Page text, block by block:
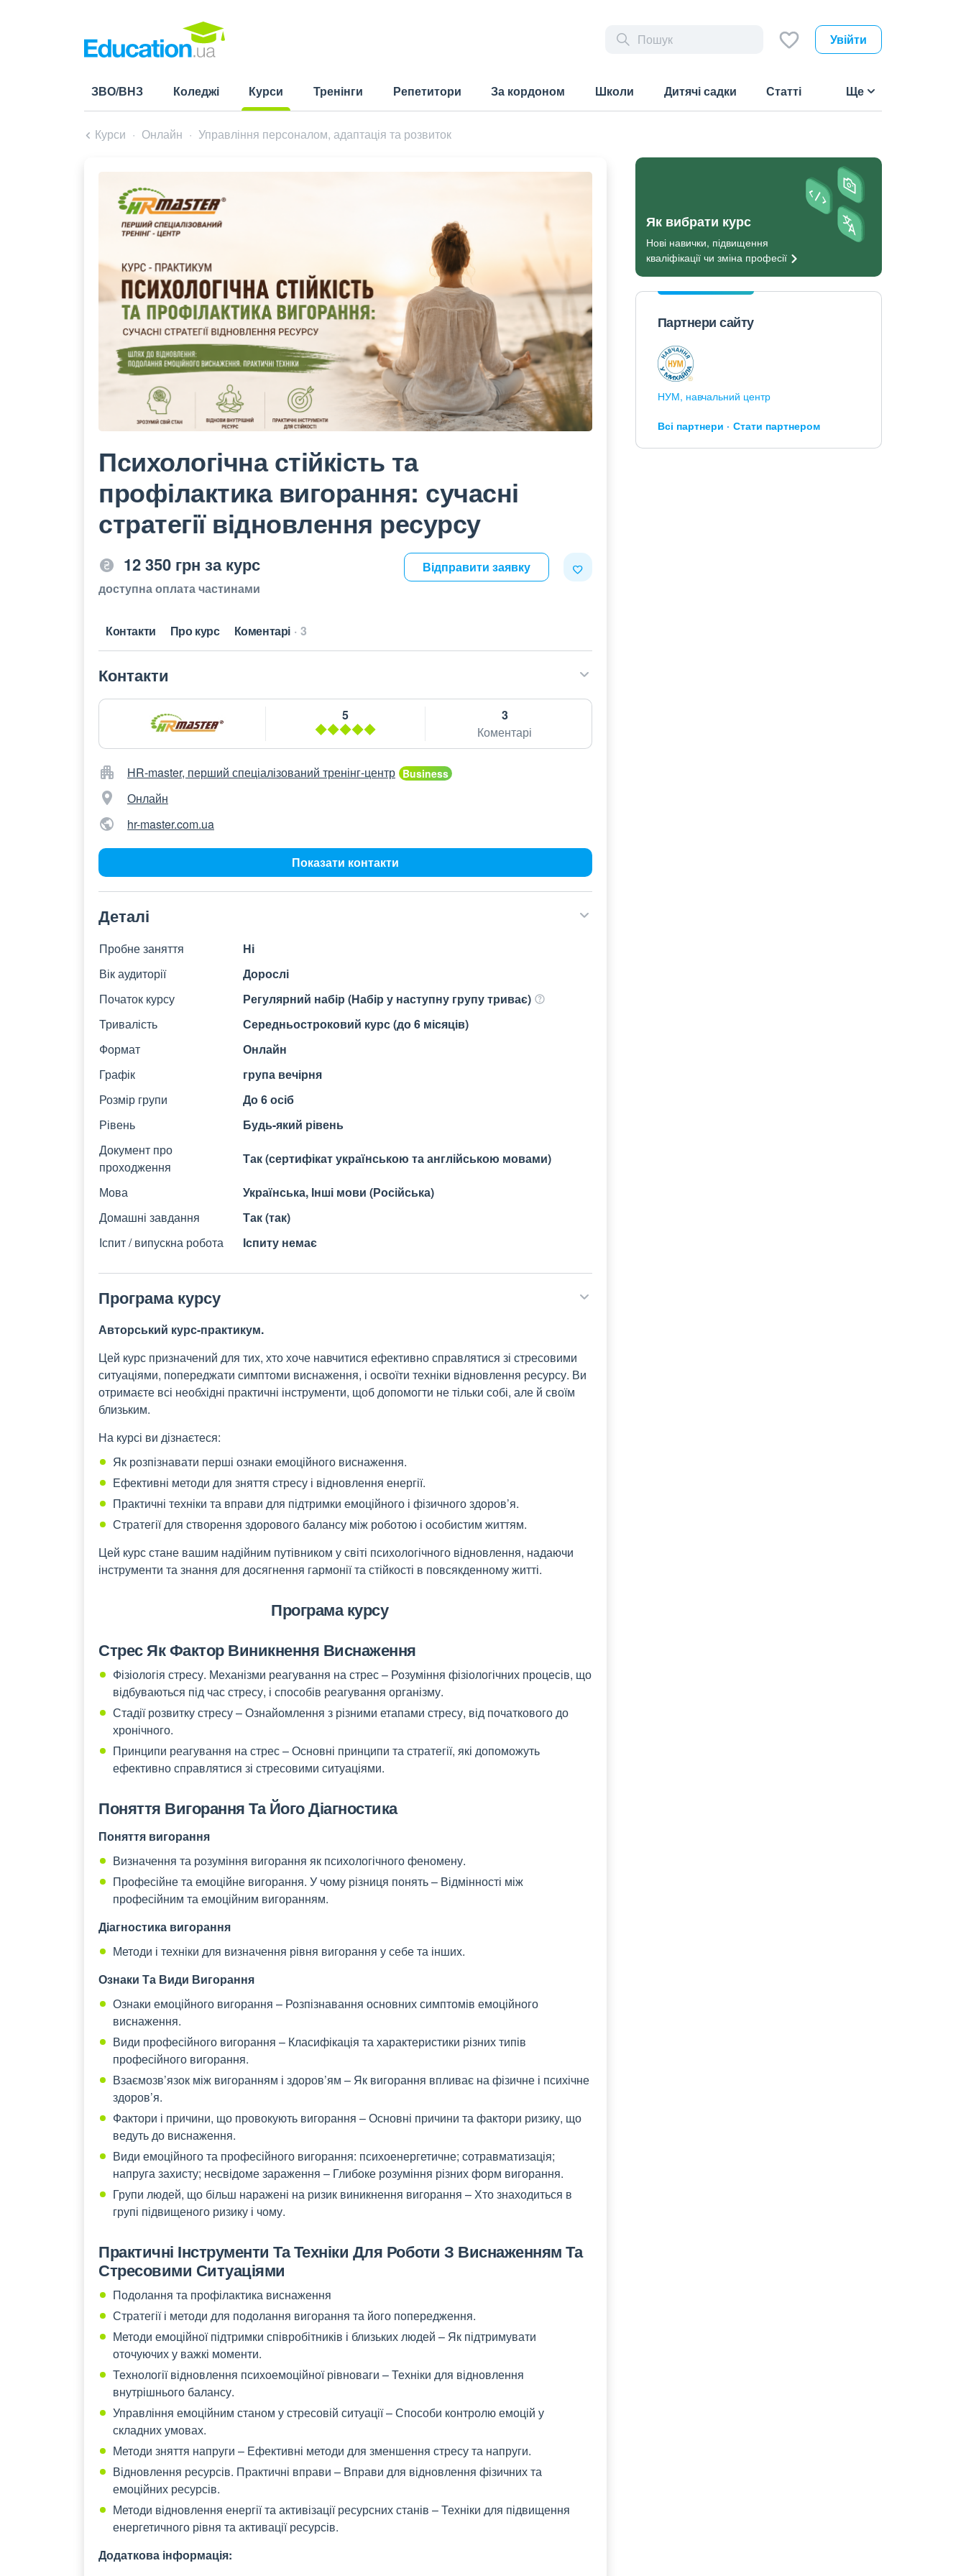
Увійти
ЗВО/ВНЗ Коледжі
Курси
Тренінги Репетитори За кордоном Школи Дитячі садки Статті Ще
Курси Онлайн Управління персоналом, адаптація та розвиток
Психологічна стійкість та
профілактика вигорання: сучасні
стратегії відновлення ресурсу
12 350 грн за курс
доступна оплата частинами
Відправити заявку
Контакти Про курс Коментарі 3
Контакти
5
3
Коментарі
HR-master, перший спеціалізований тренінг-центр
Онлайн
hr-master.com.ua
Показати контакти
Деталі
Пробне заняття
Ні
Вік аудиторії
Дорослі
Початок курсу
Регулярний набір (Набір у наступну групу триває)
Тривалість
Середньостроковий курс (до 6 місяців)
Формат
Онлайн
Графік
група вечірня
Розмір групи
До 6 осіб
Рівень
Будь-який рівень
Документ про
проходження
Так (сертифікат українською та англійською мовами)
Мова
Українська, Інші мови (Російська)
Домашні завдання
Так (так)
Іспит / випускна робота
Іспиту немає
Програма курсу
Авторський курс-практикум.
Цей курс призначений для тих, хто хоче навчитися ефективно справлятися зі стресовими
ситуаціями, попереджати симптоми виснаження, і освоїти техніки відновлення ресурсу. Ви
отримаєте всі необхідні практичні інструменти, щоб допомогти не тільки собі, але й своїм
близьким.
На курсі ви дізнаєтеся:
Як розпізнавати перші ознаки емоційного виснаження.
Ефективні методи для зняття стресу і відновлення енергії.
Практичні техніки та вправи для підтримки емоційного і фізичного здоров’я.
Стратегії для створення здорового балансу між роботою і особистим життям.
Цей курс стане вашим надійним путівником у світі психологічного відновлення, надаючи
інструменти та знання для досягнення гармонії та стійкості в повсякденному житті.
Програма курсу
Стрес Як Фактор Виникнення Виснаження
Фізіологія стресу. Механізми реагування на стрес – Розуміння фізіологічних процесів, що
відбуваються під час стресу, і способів реагування організму.
Стадії розвитку стресу – Ознайомлення з різними етапами стресу, від початкового до
хронічного.
Принципи реагування на стрес – Основні принципи та стратегії, які допоможуть
ефективно справлятися зі стресовими ситуаціями.
Поняття Вигорання Та Його Діагностика
Поняття вигорання
Визначення та розуміння вигорання як психологічного феномену.
Професійне та емоційне вигорання. У чому різниця понять – Відмінності між
професійним та емоційним вигоранням.
Діагностика вигорання
Методи і техніки для визначення рівня вигорання у себе та інших.
Ознаки Та Види Вигорання
Ознаки емоційного вигорання – Розпізнавання основних симптомів емоційного
виснаження.
Види професійного вигорання – Класифікація та характеристики різних типів
професійного вигорання.
Взаємозв’язок між вигоранням і здоров’ям – Як вигорання впливає на фізичне і психічне
здоров’я.
Фактори і причини, що провокують вигорання – Основні причини та фактори ризику, що
ведуть до виснаження.
Види емоційного та професійного вигорання: психоенергетичне; сотравматизація;
напруга захисту; несвідоме зараження – Глибоке розуміння різних форм вигорання.
Групи людей, що більш наражені на ризик виникнення вигорання – Хто знаходиться в
групі підвищеного ризику і чому.
Практичні Інструменти Та Техніки Для Роботи З Виснаженням Та
Стресовими Ситуаціями
Подолання та профілактика виснаження
Стратегії і методи для подолання вигорання та його попередження.
Методи емоційної підтримки співробітників і близьких людей – Як підтримувати
оточуючих у важкі моменти.
Технології відновлення психоемоційної рівноваги – Техніки для відновлення
внутрішнього балансу.
Управління емоційним станом у стресовій ситуації – Способи контролю емоцій у
складних умовах.
Методи зняття напруги – Ефективні методи для зменшення стресу та напруги.
Відновлення ресурсів. Практичні вправи – Вправи для відновлення фізичних та
емоційних ресурсів.
Методи відновлення енергії та активізації ресурсних станів – Техніки для підвищення
енергетичного рівня та активації ресурсів.
Додаткова інформація:
Як вибрати курс
Нові навички, підвищення
кваліфікації чи зміна професії
Партнери сайту
НУМ, навчальний центр
Всі партнери Стати партнером